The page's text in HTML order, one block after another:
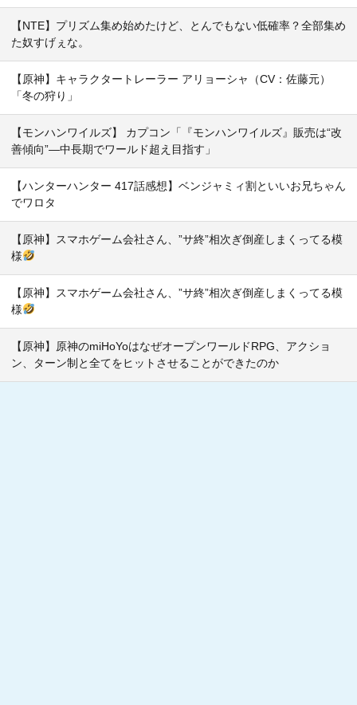
【NTE】プリズム集め始めたけど、とんでもない低確率？全部集め
た奴すげぇな。
【原神】キャラクタートレーラー アリョーシャ（CV：佐藤元）
「冬の狩り」
【モンハンワイルズ】 カプコン「『モンハンワイルズ』販売は“改
善傾向”―中長期でワールド超え目指す」
【ハンターハンター 417話感想】ベンジャミィ割といいお兄ちゃん
でワロタ
【原神】スマホゲーム会社さん、”サ終”相次ぎ倒産しまくってる模
様
【原神】スマホゲーム会社さん、”サ終”相次ぎ倒産しまくってる模
様
【原神】原神のmiHoYoはなぜオープンワールドRPG、アクショ
ン、ターン制と全てをヒットさせることができたのか